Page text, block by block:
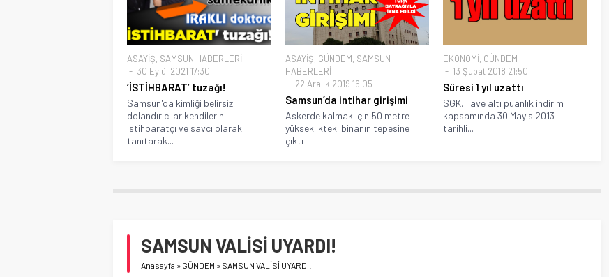
ASAYİŞ, SAMSUN HABERLERİ
30 Eylül 2021 17:30
‘İSTİHBARAT’ tuzağı!
Samsun'da kimliği belirsiz
dolandırıcılar kendilerini
istihbaratçı ve savcı olarak
tanıtarak...
ASAYİŞ, GÜNDEM, SAMSUN
HABERLERİ
22 Aralık 2019 16:05
Samsun’da intihar girişimi
Askerde kalmak için 50 metre
yükseklikteki binanın tepesine
çıktı
EKONOMİ, GÜNDEM
13 Şubat 2018 21:50
Süresi 1 yıl uzattı
SGK, ilave altı puanlık indirim
kapsamında 30 Mayıs 2013
tarihli...
SAMSUN VALİSİ UYARDI!
Anasayfa » GÜNDEM » SAMSUN VALİSİ UYARDI!